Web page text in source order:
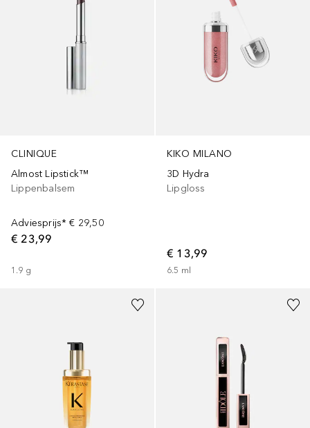
CLINIQUE
Almost Lipstick™
Lippenbalsem
Adviesprijs* € 29,50
€ 23,99
1.9 g
KIKO MILANO
3D Hydra
Lipgloss
€ 13,99
6.5 ml